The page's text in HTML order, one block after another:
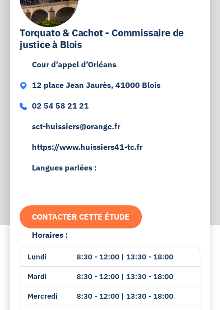
Torquato & Cachot - Commissaire de
justice à Blois
Cour d’appel d’Orléans
12 place Jean Jaurès, 41000 Blois
02 54 58 21 21
sct-huissiers@orange.fr
https://www.huissiers41-tc.fr
Langues parlées :
CONTACTER CETTE ÉTUDE
Horaires :
Lundi 8:30 - 12:00 | 13:30 - 18:00
Mardi 8:30 - 12:00 | 13:30 - 18:00
Mercredi 8:30 - 12:00 | 13:30 - 18:00